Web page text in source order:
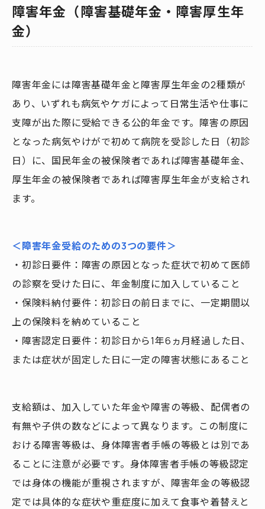
障害年金（障害基礎年金・障害厚生年
金）
障害年金には障害基礎年金と障害厚生年金の2種類が
あり、いずれも病気やケガによって日常生活や仕事に
支障が出た際に受給できる公的年金です。障害の原因
となった病気やけがで初めて病院を受診した日（初診
日）に、国民年金の被保険者であれば障害基礎年金、
厚生年金の被保険者であれば障害厚生年金が支給され
ます。
＜障害年金受給のための3つの要件＞
・初診日要件：障害の原因となった症状で初めて医師
の診察を受けた日に、年金制度に加入していること
・保険料納付要件：初診日の前日までに、一定期間以
上の保険料を納めていること
・障害認定日要件：初診日から1年6ヵ月経過した日、
または症状が固定した日に一定の障害状態にあること
支給額は、加入していた年金や障害の等級、配偶者の
有無や子供の数などによって異なります。この制度に
おける障害等級は、身体障害者手帳の等級とは別であ
ることに注意が必要です。身体障害者手帳の等級認定
では身体の機能が重視されますが、障害年金の等級認
定では具体的な症状や重症度に加えて食事や着替えと